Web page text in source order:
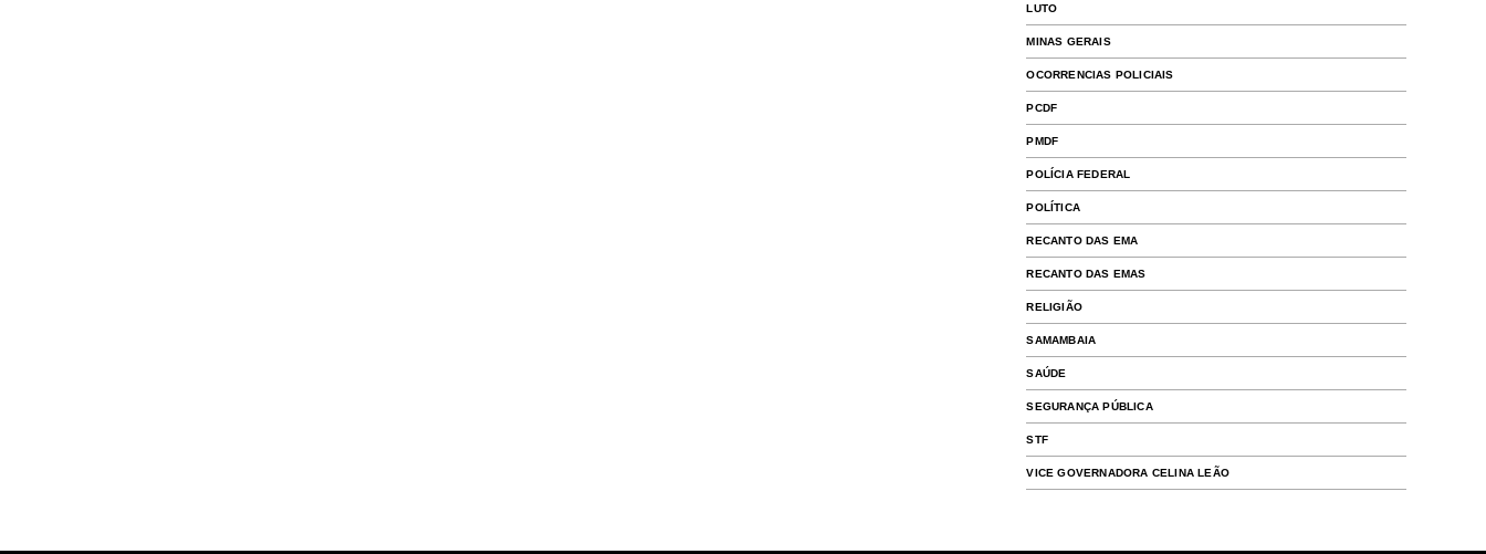
LUTO
MINAS GERAIS
OCORRENCIAS POLICIAIS
PCDF
PMDF
POLÍCIA FEDERAL
POLÍTICA
RECANTO DAS EMA
RECANTO DAS EMAS
RELIGIÃO
SAMAMBAIA
SAÚDE
SEGURANÇA PÚBLICA
STF
VICE GOVERNADORA CELINA LEÃO